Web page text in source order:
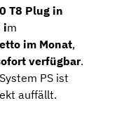
T8 Plug in
im
im Monat,
verfügbar.
PS ist
auffällt.